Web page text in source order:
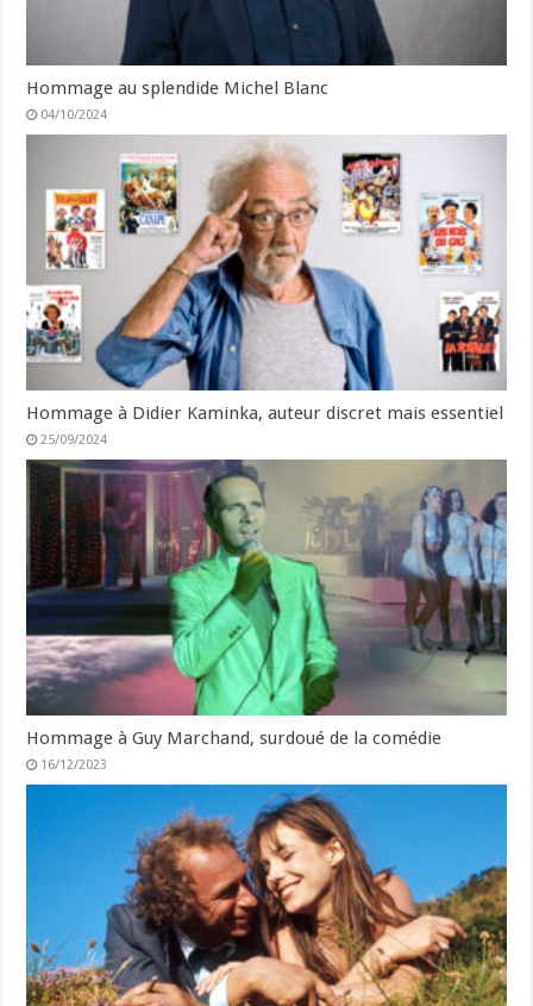
Hommage au splendide Michel Blanc
04/10/2024
Hommage à Didier Kaminka, auteur discret mais essentiel
25/09/2024
Hommage à Guy Marchand, surdoué de la comédie
16/12/2023